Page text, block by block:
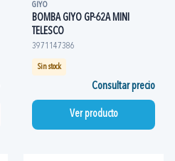
GIYO
BOMBA GIYO GP-62A MINI
TELESCO
3971147386
Sin stock
Consultar precio
Ver producto